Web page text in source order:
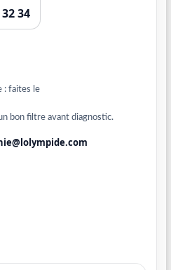
34
: faites le
bon filtre avant diagnostic.